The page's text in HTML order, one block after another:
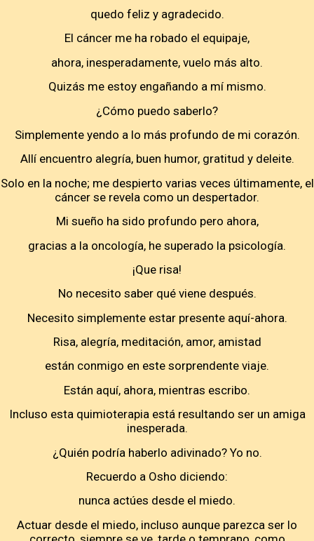
quedo feliz y agradecido.
El cáncer me ha robado el equipaje,
ahora, inesperadamente, vuelo más alto.
Quizás me estoy engañando a mí mismo.
¿Cómo puedo saberlo?
Simplemente yendo a lo más profundo de mi corazón.
Allí encuentro alegría, buen humor, gratitud y deleite.
Solo en la noche; me despierto varias veces últimamente, el
cáncer se revela como un despertador.
Mi sueño ha sido profundo pero ahora,
gracias a la oncología, he superado la psicología.
¡Que risa!
No necesito saber qué viene después.
Necesito simplemente estar presente aquí-ahora.
Risa, alegría, meditación, amor, amistad
están conmigo en este sorprendente viaje.
Están aquí, ahora, mientras escribo.
Incluso esta quimioterapia está resultando ser un amiga
inesperada.
¿Quién podría haberlo adivinado? Yo no.
Recuerdo a Osho diciendo:
nunca actúes desde el miedo.
Actuar desde el miedo, incluso aunque parezca ser lo